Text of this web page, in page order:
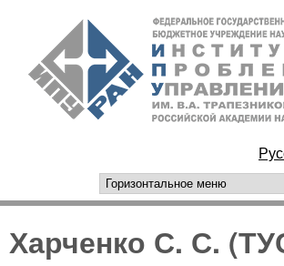
Перейти к основному
содержанию
РАН
горизонтальное меню
Харченко С. С.